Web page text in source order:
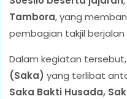
Tambora, yang
pembagian takjil
Dalam kegiatan
(Saka) yang terlibat
Saka Bakti Husada,